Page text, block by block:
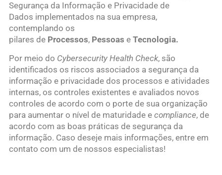
Segurança da Informação e Privacidade de
Dados implementados na sua empresa,
contemplando os
pilares de Processos, Pessoas e Tecnologia.
Por meio do Cybersecurity Health Check, são
identificados os riscos associados a segurança da
informação e privacidade dos processos e atividades
internas, os controles existentes e avaliados novos
controles de acordo com o porte de sua organização
para aumentar o nível de maturidade e compliance, de
acordo com as boas práticas de segurança da
informação. Caso deseje mais informações, entre em
contato com um de nossos especialistas!